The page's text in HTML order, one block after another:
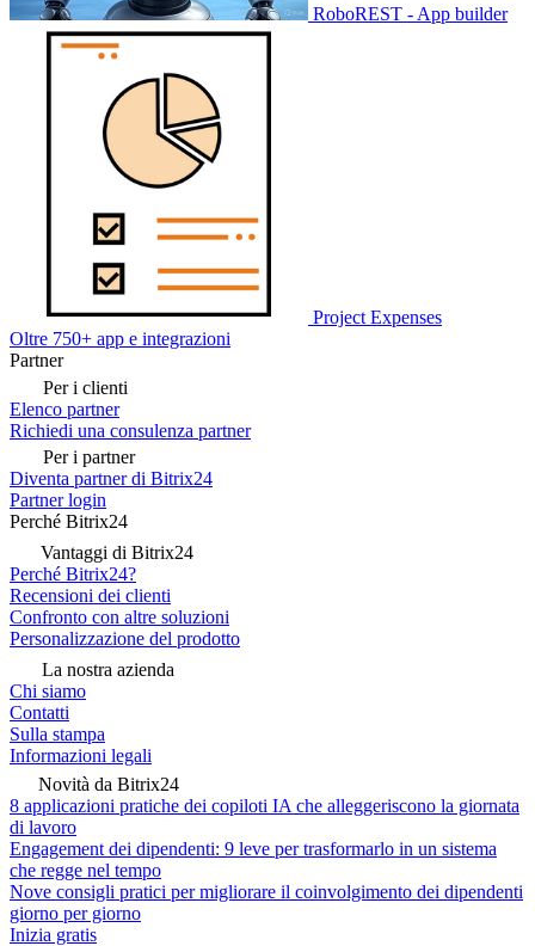
RoboREST - App builder
Project Expenses
Oltre 750+ app e integrazioni
Partner
Per i clienti
Elenco partner
Richiedi una consulenza partner
Per i partner
Diventa partner di Bitrix24
Partner login
Perché Bitrix24
Vantaggi di Bitrix24
Perché Bitrix24?
Recensioni dei clienti
Confronto con altre soluzioni
Personalizzazione del prodotto
La nostra azienda
Chi siamo
Contatti
Sulla stampa
Informazioni legali
Novità da Bitrix24
8 applicazioni pratiche dei copiloti IA che alleggeriscono la giornata
di lavoro
Engagement dei dipendenti: 9 leve per trasformarlo in un sistema
che regge nel tempo
Nove consigli pratici per migliorare il coinvolgimento dei dipendenti
giorno per giorno
Inizia gratis